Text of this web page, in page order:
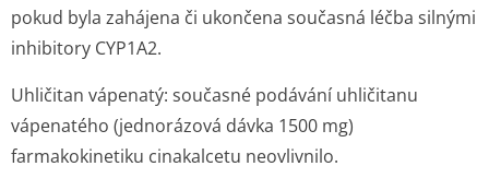
pokud byla zahájena či ukončena současná léčba silnými
inhibitory CYP1A2.
Uhličitan vápenatý: současné podávání uhličitanu
vápenatého (jednorázová dávka 1500 mg)
farmakokinetiku cinakalcetu neovlivnilo.